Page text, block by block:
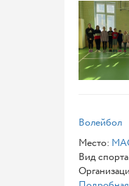
Волейбол
Место:
Вид